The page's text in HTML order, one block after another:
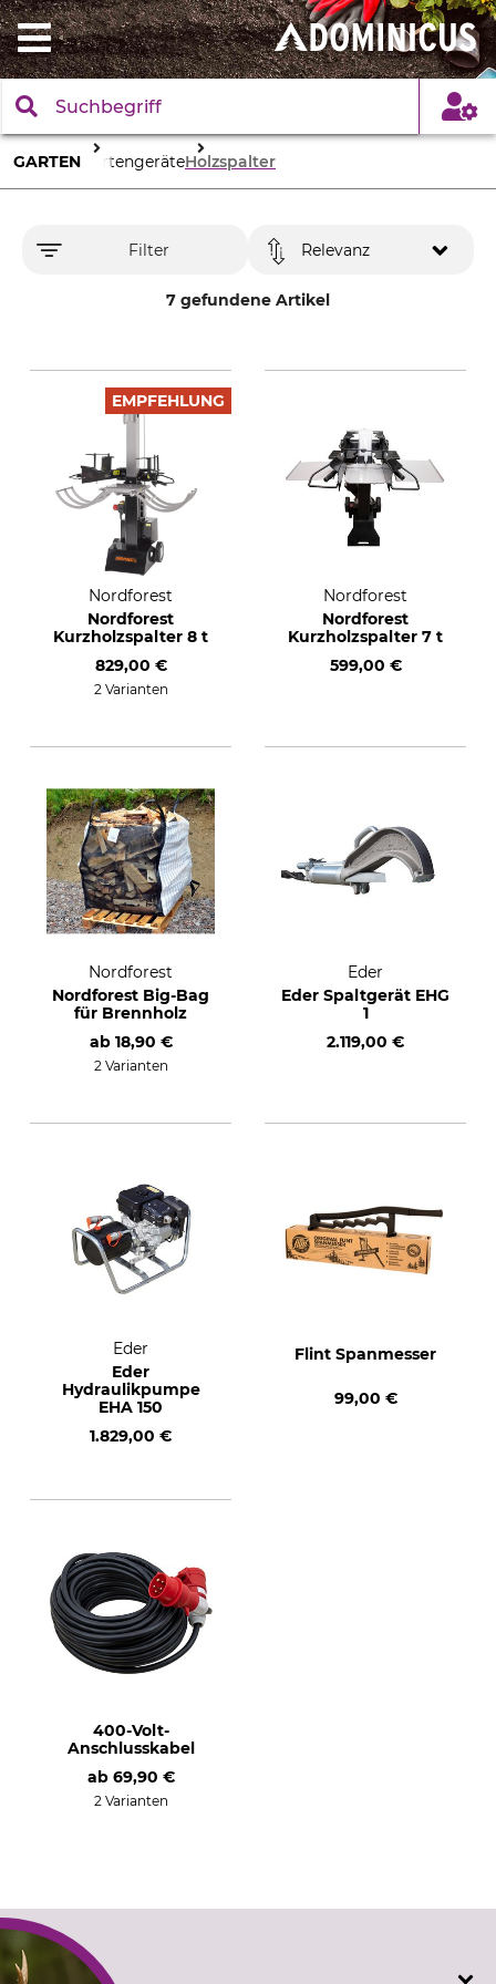
GARTEN GartengeräteHolzspalter
Filter
7 gefundene Artikel
Relevanz
EMPFEHLUNG
Nordforest
Nordforest
Kurzholzspalter 8 t
829,00 €
2 Varianten
Nordforest
Nordforest
Kurzholzspalter 7 t
599,00 €
Nordforest
Nordforest Big-Bag
für Brennholz
ab 18,90 €
2 Varianten
Eder
Eder Spaltgerät EHG
1
2.119,00 €
Eder
Eder
Hydraulikpumpe
EHA 150
1.829,00 €
Flint Spanmesser
99,00 €
400-Volt-
Anschlusskabel
ab 69,90 €
2 Varianten
SERVICE